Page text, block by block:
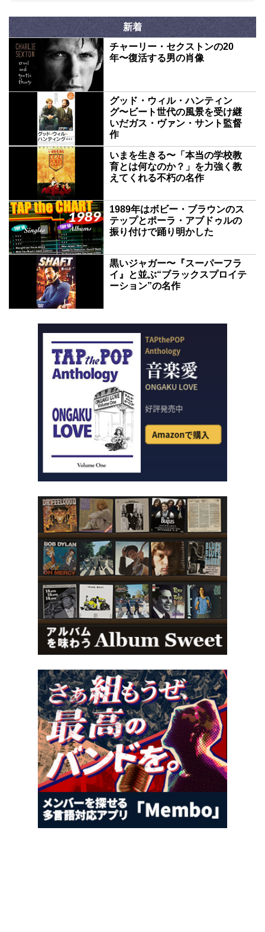
新着
チャーリー・セクストンの20
年〜復活する男の肖像
グッド・ウィル・ハンティン
グ〜ビート世代の風景を受け継
いだガス・ヴァン・サント監督
作
いまを生きる〜「本当の学校教
育とは何なのか？」を力強く教
えてくれる不朽の名作
1989年はボビー・ブラウンのス
テップとポーラ・アブドゥルの
振り付けで踊り明かした
黒いジャガー〜『スーパーフラ
イ』と並ぶ“ブラックスプロイテ
ーション”の名作